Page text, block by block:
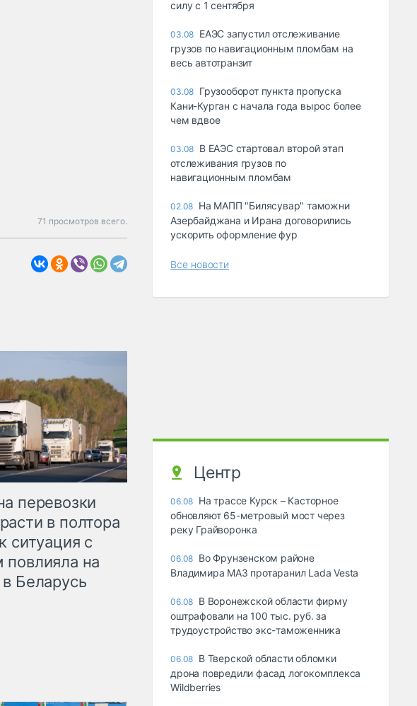
71 просмотров всего.
перевозки
в полтора
ситуация с
повлияла на
Беларусь
силу с 1 сентября
03.08 ЕАЭС запустил отслеживание
грузов по навигационным пломбам на
весь автотранзит
03.08 Грузооборот пункта пропуска
Кани-Курган с начала года вырос более
чем вдвое
03.08 В ЕАЭС стартовал второй этап
отслеживания грузов по
навигационным пломбам
02.08 На МАПП "Билясувар" таможни
Азербайджана и Ирана договорились
ускорить оформление фур
Все новости
Центр
06.08 На трассе Курск – Касторное
обновляют 65-метровый мост через
реку Грайворонка
06.08 Во Фрунзенском районе
Владимира МАЗ протаранил Lada Vesta
06.08 В Воронежской области фирму
оштрафовали на 100 тыс. руб. за
трудоустройство экс-таможенника
06.08 В Тверской области обломки
дрона повредили фасад логокомплекса
Wildberries